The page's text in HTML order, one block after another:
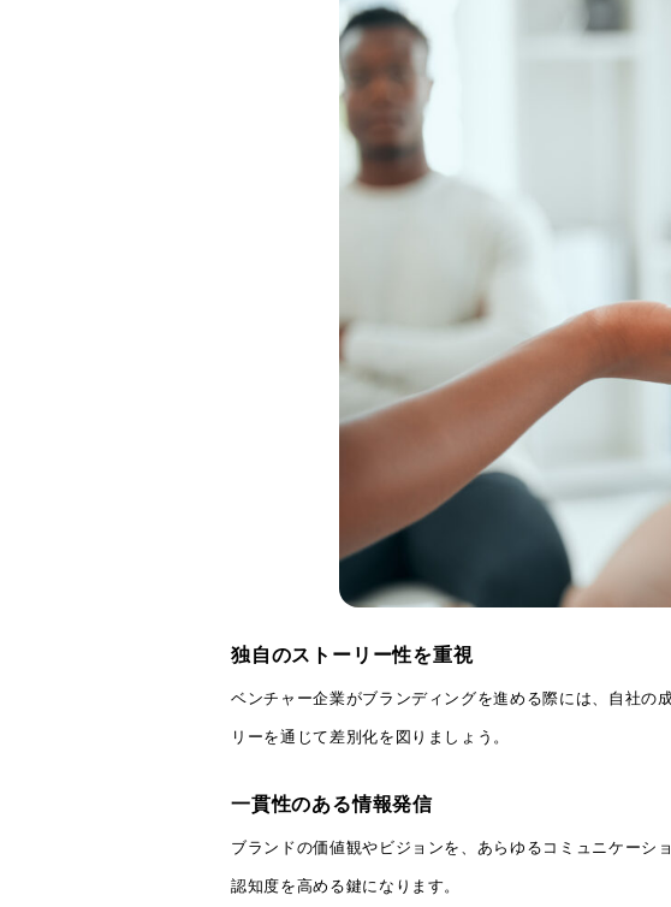
独自のストーリー性を重視
ベンチャー企業がブランディングを進める際には、自社の
リーを通じて差別化を図りましょう。
一貫性のある情報発信
ブランドの価値観やビジョンを、あらゆるコミュニケー
認知度を高める鍵になります。